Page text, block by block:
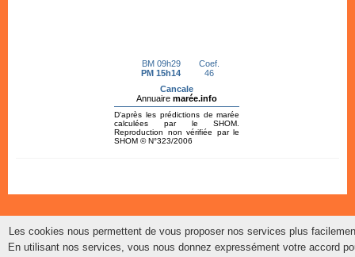
Recensement citoyen
©2014 Commune de Hirel ■ 2 rue des écoles ■ 35120 HIREL ■ Tous droits
Les cookies nous permettent de vous proposer nos services plus
En utilisant nos services, vous nous donnez expressément votre accord